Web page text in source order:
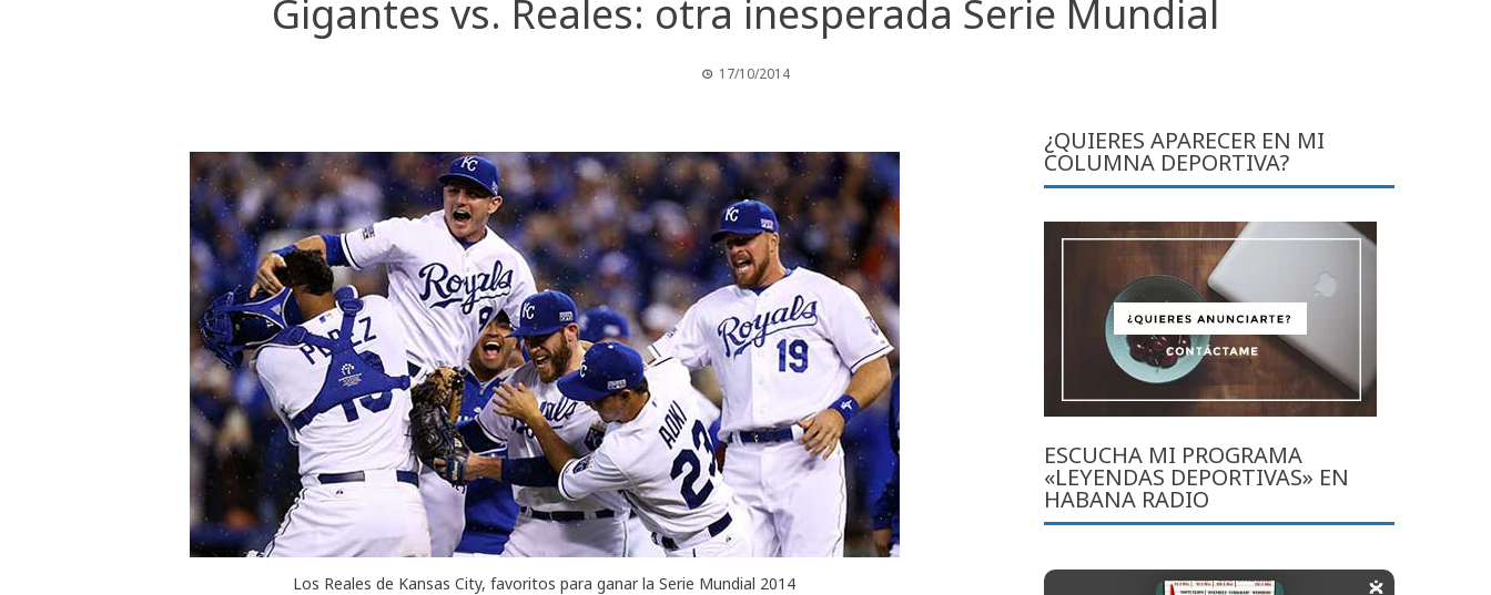
Gigantes vs. Reales: otra inesperada Serie Mundial
17/10/2014
Los Reales de Kansas City, favoritos para ganar la Serie Mundial 2014
¿QUIERES APARECER EN MI
COLUMNA DEPORTIVA?
ESCUCHA MI PROGRAMA
«LEYENDAS DEPORTIVAS» EN
HABANA RADIO